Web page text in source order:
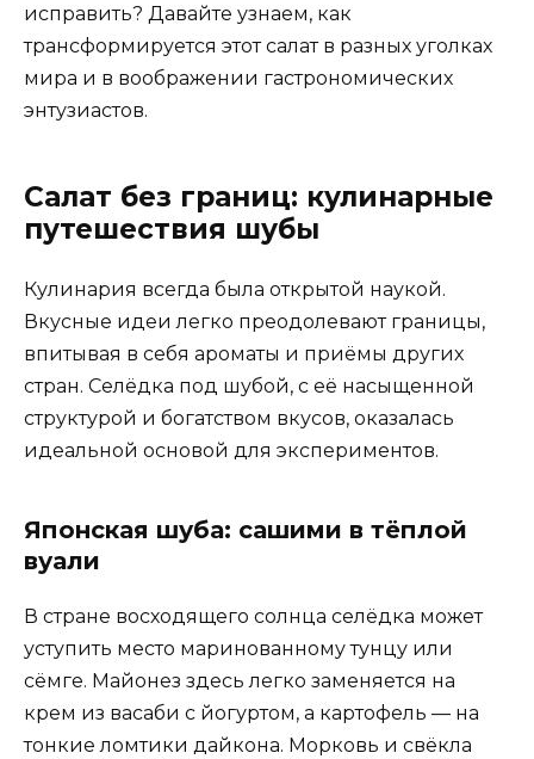
исправить? Давайте узнаем, как
трансформируется этот салат в разных уголках
мира и в воображении гастрономических
энтузиастов.
Салат без границ: кулинарные
путешествия шубы
Кулинария всегда была открытой наукой.
Вкусные идеи легко преодолевают границы,
впитывая в себя ароматы и приёмы других
стран. Селёдка под шубой, с её насыщенной
структурой и богатством вкусов, оказалась
идеальной основой для экспериментов.
Японская шуба: сашими в тёплой
вуали
В стране восходящего солнца селёдка может
уступить место маринованному тунцу или
сёмге. Майонез здесь легко заменяется на
крем из васаби с йогуртом, а картофель — на
тонкие ломтики дайкона. Морковь и свёкла